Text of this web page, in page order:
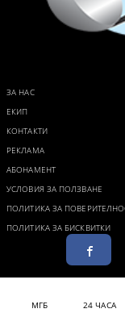
ЗА НАС
ЕКИП
КОНТАКТИ
РЕКЛАМА
АБОНАМЕНТ
УСЛОВИЯ ЗА ПОЛЗВАНЕ
ПОЛИТИКА ЗА
ПОЛИТИКА ЗА БИСКВИТКИ
МГБ 24 ЧАСА